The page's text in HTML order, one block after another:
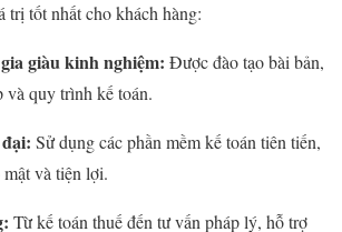
trị tốt nhất cho khách hàng:
giàu kinh nghiệm: Được đào tạo bài bản,
và quy trình kế toán.
Sử dụng các phần mềm kế toán tiên tiến,
và tiện lợi.
Từ kế toán thuế đến tư vấn pháp lý, hỗ trợ